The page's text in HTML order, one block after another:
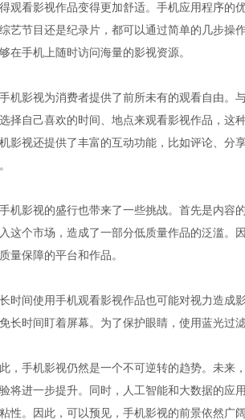
观看影视作品变得更加舒适。手机应用程序的
艺节目还是纪录片，都可以通过简单的几步操
在手机上随时访问海量的影视资源。
机影视为消费者提供了前所未有的观看自由。
择自己喜欢的时间、地点来观看影视作品，
影视还提供了丰富的互动功能，比如评论、分
机影视的盛行也带来了一些挑战。首先是内容
这个市场，造成了一部分低质量作品的泛滥。
量保障的平台和作品。
时间使用手机观看影视作品也可能对视力造成
长时间盯着屏幕。为了保护眼睛，使用蓝光过
，手机影视仍然是一个不可逆转的趋势。未来
将进一步提升。同时，人工智能和大数据的应
性。因此，可以预见，手机影视的前景依然广